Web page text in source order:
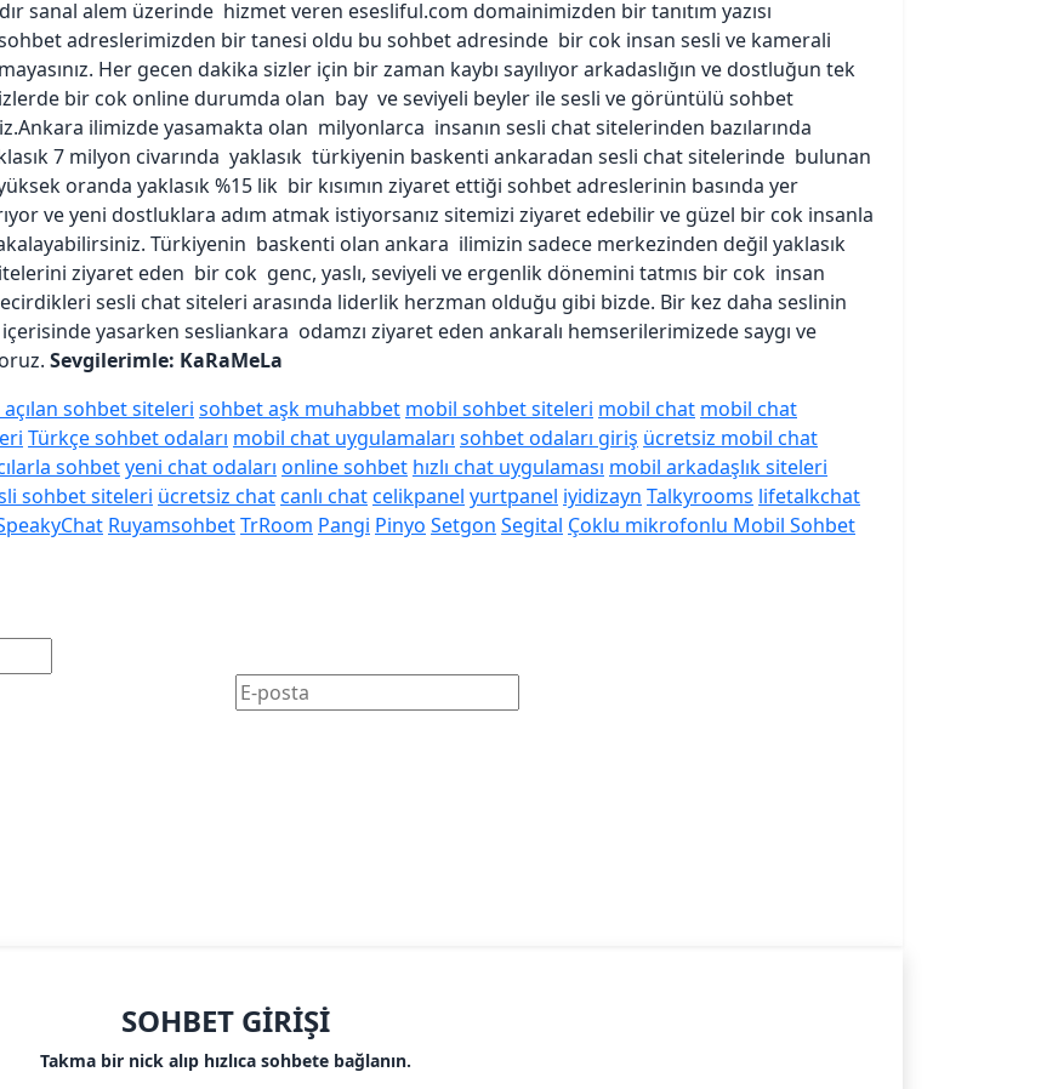
sanal alem üzerinde hizmet veren esesliful.com domainimizden bir tanıtım yazısı
adreslerimizden bir tanesi oldu bu sohbet adresinde bir cok insan sesli ve kamerali
Her gecen dakika sizler için bir zaman kaybı sayılıyor arkadaslığın ve dostluğun tek
bir cok online durumda olan bay ve seviyeli beyler ile sesli ve görüntülü sohbet
ilimizde yasamakta olan milyonlarca insanın sesli chat sitelerinden bazılarında
7 milyon civarında yaklasık türkiyenin baskenti ankaradan sesli chat sitelerinde bulunan
oranda yaklasık %15 lik bir kısımın ziyaret ettiği sohbet adreslerinin basında yer
ve yeni dostluklara adım atmak istiyorsanız sitemizi ziyaret edebilir ve güzel bir cok insanla
Türkiyenin baskenti olan ankara ilimizin sadece merkezinden değil yaklasık
ziyaret eden bir cok genc, yaslı, seviyeli ve ergenlik dönemini tatmıs bir cok insan
gecirdikleri sesli chat siteleri arasında liderlik herzman olduğu gibi bizde. Bir kez daha seslinin
yasarken sesliankara odamzı ziyaret eden ankaralı hemserilerimizede saygı ve
Sevgilerimle: KaRaMeLa
sohbet siteleri sohbet aşk muhabbet mobil sohbet siteleri mobil chat mobil chat
Türkçe sohbet odaları mobil chat uygulamaları sohbet odaları giriş ücretsiz mobil chat
sohbetyeni chat odaları online sohbet hızlı chat uygulaması mobil arkadaşlık siteleri
sohbet siteleri ücretsiz chatcanlı chatcelikpanel yurtpanel iyidizayn Talkyrooms lifetalkchat
RuyamsohbetTrRoom Pangi Pinyo Setgon Segital Çoklu mikrofonlu Mobil Sohbet
SOHBET GIRIŞI
Takma bir nick alıp hızlıca sohbete bağlanın.